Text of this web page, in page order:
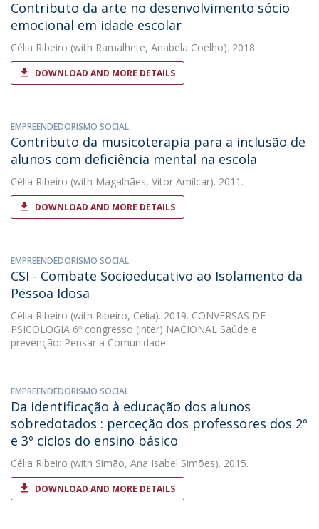
Contributo da arte no desenvolvimento sócio
emocional em idade escolar
Célia Ribeiro (with Ramalhete, Anabela Coelho). 2018.
DOWNLOAD AND MORE DETAILS
EMPREENDEDORISMO SOCIAL
Contributo da musicoterapia para a inclusão de
alunos com deficiência mental na escola
Célia Ribeiro (with Magalhães, Vítor Amílcar). 2011.
DOWNLOAD AND MORE DETAILS
EMPREENDEDORISMO SOCIAL
CSI - Combate Socioeducativo ao Isolamento da
Pessoa Idosa
Célia Ribeiro (with Ribeiro, Célia). 2019. CONVERSAS DE
PSICOLOGIA 6º congresso (inter) NACIONAL Saúde e
prevenção: Pensar a Comunidade
EMPREENDEDORISMO SOCIAL
Da identificação à educação dos alunos
sobredotados : perceção dos professores dos 2º
e 3º ciclos do ensino básico
Célia Ribeiro (with Simão, Ana Isabel Simões). 2015.
DOWNLOAD AND MORE DETAILS